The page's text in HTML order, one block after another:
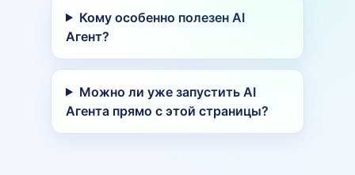
Кому особенно полезен AI
Агент?
Можно ли уже запустить AI
Агента прямо с этой страницы?